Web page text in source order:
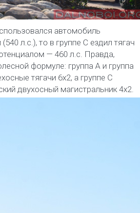
автомобиль
л.с.), то в группе С ездил тягач
— 460 л.с. Правда,
формуле: группа А и группа
тягачи 6х2, а группе С
двухосный магистральник 4х2.